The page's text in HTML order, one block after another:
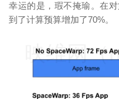
幸运的是，瑕不掩瑜。在
到了计算预算增加了70%。
映维网（